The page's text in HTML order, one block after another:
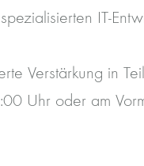
IT-
Verstärkung in
Uhr oder am